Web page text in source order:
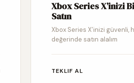
Xbox Series X’inizi
Satın
Xbox Series X’inizi güvenli,
değerinde satın alalım
TEKLIF AL